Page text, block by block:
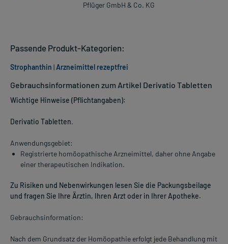
Pflüger GmbH & Co. KG
Gebrauchsinformationen zum Artikel Derivatio Tabletten
Wichtige Hinweise (Pflichtangaben):
Derivatio Tabletten.
Anwendungsgebiet:
Registrierte homöopathische Arzneimittel, daher ohne Angabe
einer therapeutischen Indikation.
Zu Risiken und Nebenwirkungen lesen Sie die Packungsbeilage
und fragen Sie Ihre Ärztin, Ihren Arzt oder in Ihrer Apotheke.
Gebrauchsinformation:
Nach dem Grundsatz der Homöopathie erfolgt jede Behandlung mit
Passende Produkt-Kategorien:
Strophanthin |Arzneimittel rezeptfrei